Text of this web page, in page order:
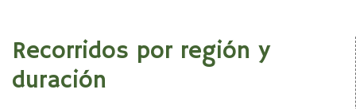
Recorridos por región y
duración